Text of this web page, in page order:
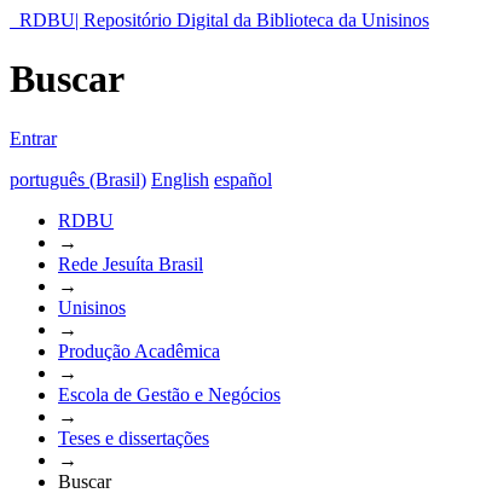
RDBU| Repositório Digital da Biblioteca da Unisinos
Buscar
Entrar
português (Brasil) English español
RDBU
→
Rede Jesuíta Brasil
→
Unisinos
→
Produção Acadêmica
→
Escola de Gestão e Negócios
→
Teses e dissertações
→
Buscar